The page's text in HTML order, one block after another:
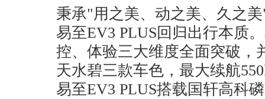
秉承"用之美、动之美、久之
易至EV3 PLUS回归出行本质
控、体验三大维度全面突破，
天水碧三款车色，最大续航
易至EV3 PLUS搭载国轩高科